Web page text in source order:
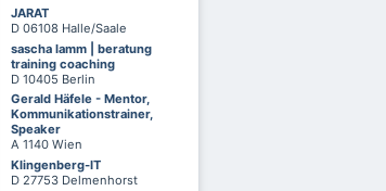
JARAT
D 06108 Halle/Saale
sascha lamm | beratung
training coaching
D 10405 Berlin
Gerald Häfele - Mentor,
Kommunikationstrainer,
Speaker
A 1140 Wien
Klingenberg-IT
D 27753 Delmenhorst